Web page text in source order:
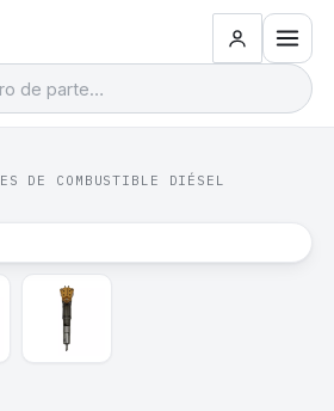
DE COMBUSTIBLE DIÉSEL